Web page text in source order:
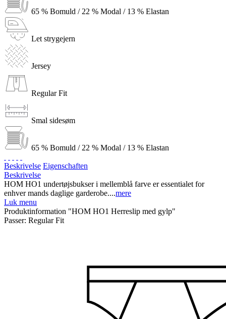
65 % Bomuld / 22 % Modal / 13 % Elastan
Let strygejern
Jersey
Regular Fit
Smal sidesøm
65 % Bomuld / 22 % Modal / 13 % Elastan
Beskrivelse Eigenschaften
Beskrivelse
HOM HO1 undertøjsbukser i mellemblå farve er essentialet for
enhver mands daglige garderobe....mere
Luk menu
Produktinformation "HOM HO1 Herreslip med gylp"
Passer: Regular Fit